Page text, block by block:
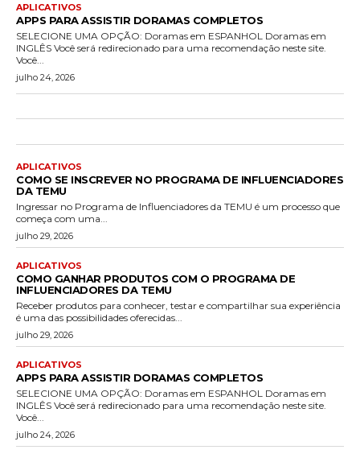
APLICATIVOS
APPS PARA ASSISTIR DORAMAS COMPLETOS
SELECIONE UMA OPÇÃO: Doramas em ESPANHOL Doramas em
INGLÊS Você será redirecionado para uma recomendação neste site.
Você...
julho 24, 2026
APLICATIVOS
COMO SE INSCREVER NO PROGRAMA DE INFLUENCIADORES
DA TEMU
Ingressar no Programa de Influenciadores da TEMU é um processo que
começa com uma...
julho 29, 2026
APLICATIVOS
COMO GANHAR PRODUTOS COM O PROGRAMA DE
INFLUENCIADORES DA TEMU
Receber produtos para conhecer, testar e compartilhar sua experiência
é uma das possibilidades oferecidas...
julho 29, 2026
APLICATIVOS
APPS PARA ASSISTIR DORAMAS COMPLETOS
SELECIONE UMA OPÇÃO: Doramas em ESPANHOL Doramas em
INGLÊS Você será redirecionado para uma recomendação neste site.
Você...
julho 24, 2026